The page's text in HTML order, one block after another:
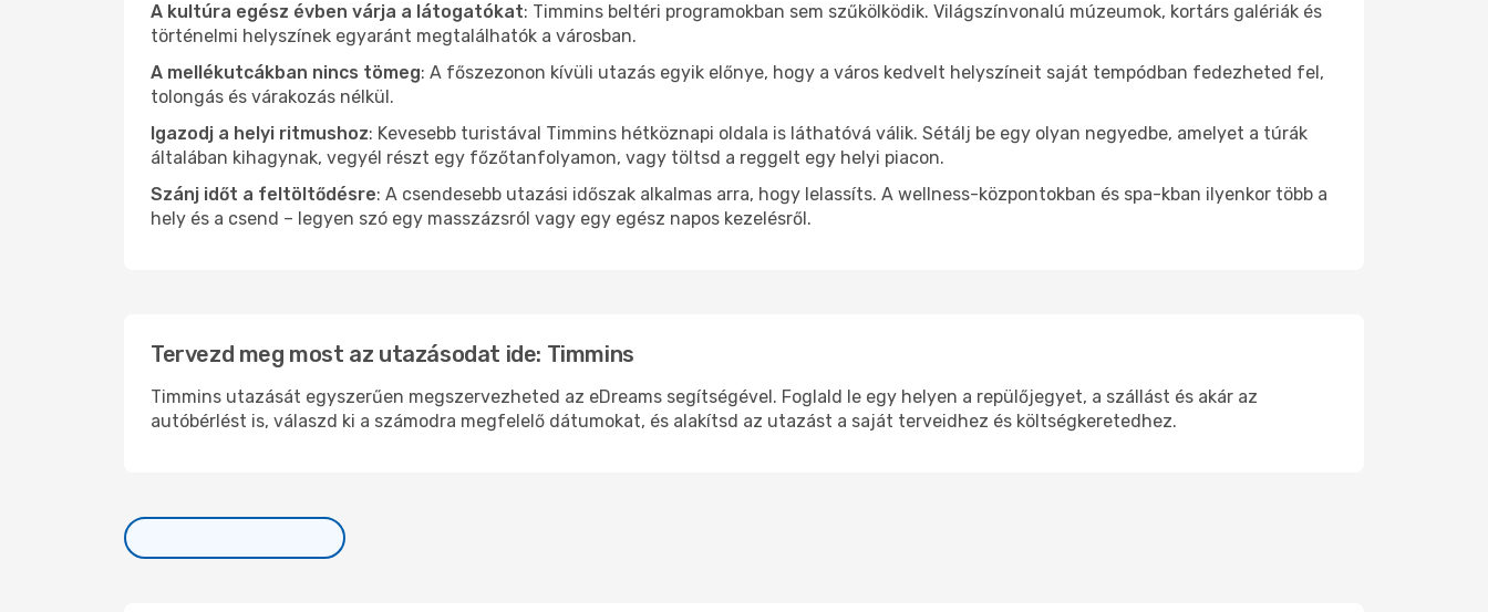
A kultúra egész évben várja a látogatókat: Timmins beltéri programokban sem szűkölködik. Világszínvonalú múzeumok, kortárs galériák és
történelmi helyszínek egyaránt megtalálhatók a városban.
A mellékutcákban nincs tömeg: A főszezonon kívüli utazás egyik előnye, hogy a város kedvelt helyszíneit saját tempódban fedezheted fel,
tolongás és várakozás nélkül.
Igazodj a helyi ritmushoz: Kevesebb turistával Timmins hétköznapi oldala is láthatóvá válik. Sétálj be egy olyan negyedbe, amelyet a túrák
általában kihagynak, vegyél részt egy főzőtanfolyamon, vagy töltsd a reggelt egy helyi piacon.
Szánj időt a feltöltődésre: A csendesebb utazási időszak alkalmas arra, hogy lelassíts. A wellness-központokban és spa-kban ilyenkor több a
hely és a csend – legyen szó egy masszázsról vagy egy egész napos kezelésről.
Tervezd meg most az utazásodat ide: Timmins
Timmins utazását egyszerűen megszervezheted az eDreams segítségével. Foglald le egy helyen a repülőjegyet, a szállást és akár az
autóbérlést is, válaszd ki a számodra megfelelő dátumokat, és alakítsd az utazást a saját terveidhez és költségkeretedhez.